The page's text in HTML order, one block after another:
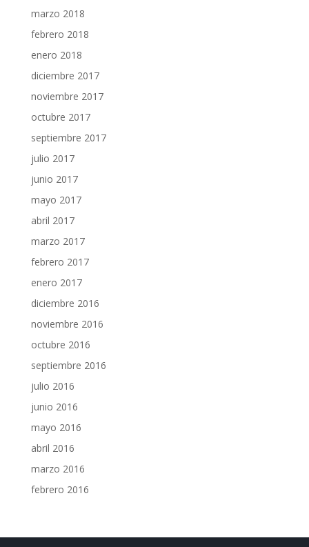
marzo 2018
febrero 2018
enero 2018
diciembre 2017
noviembre 2017
octubre 2017
septiembre 2017
julio 2017
junio 2017
mayo 2017
abril 2017
marzo 2017
febrero 2017
enero 2017
diciembre 2016
noviembre 2016
octubre 2016
septiembre 2016
julio 2016
junio 2016
mayo 2016
abril 2016
marzo 2016
febrero 2016